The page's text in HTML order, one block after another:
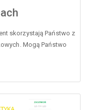
skorzystają Państwo z
Mogą Państwo